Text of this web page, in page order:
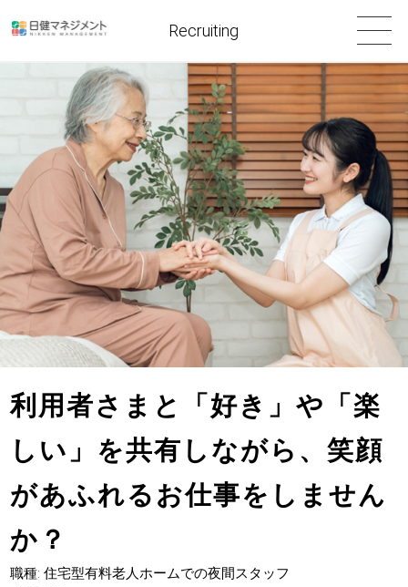
Recruiting
利用者さまと「好き」や「楽
しい」を共有しながら、笑顔
があふれるお仕事をしません
か？
職種: 住宅型有料老人ホームでの夜間スタッフ